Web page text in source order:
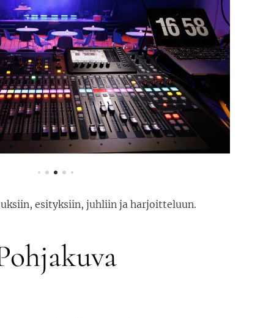
esityksiin, juhliin ja harjoitteluun.